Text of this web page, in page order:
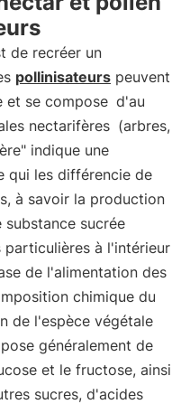
de recréer un
pollinisateurs peuvent
et se compose d'au
nectarifères (arbres,
indique une
qui les différencie de
à savoir la production
substance sucrée
à l'intérieur
de l'alimentation des
chimique du
de l'espèce végétale
généralement de
et le fructose, ainsi
sucres, d'acides